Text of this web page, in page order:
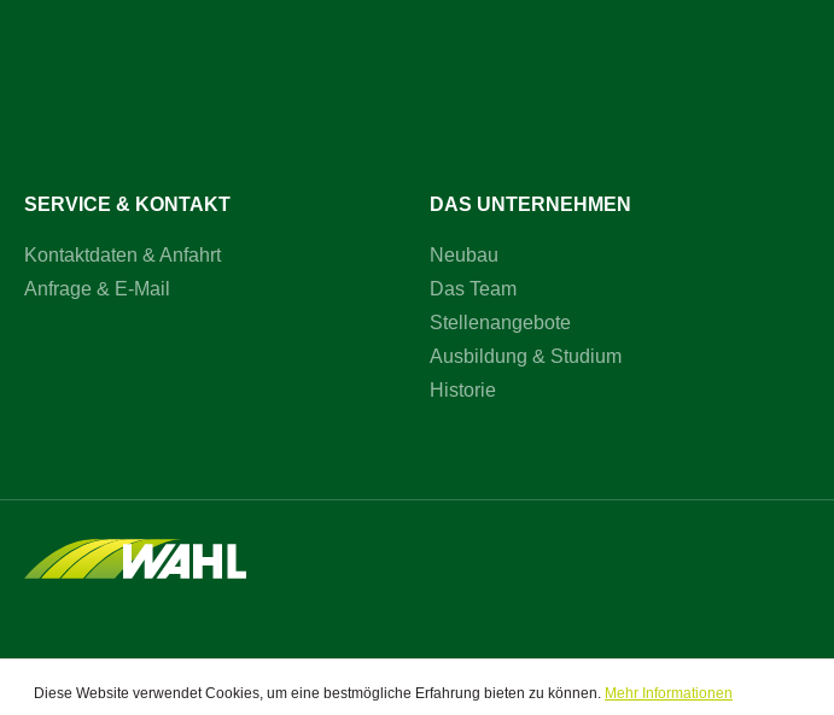
SERVICE & KONTAKT
Kontaktdaten & Anfahrt
Anfrage & E-Mail
DAS UNTERNEHMEN
Neubau
Das Team
Stellenangebote
Ausbildung & Studium
Historie
Diese Website verwendet Cookies, um eine bestmögliche Erfahrung bieten zu können. Mehr Informationen